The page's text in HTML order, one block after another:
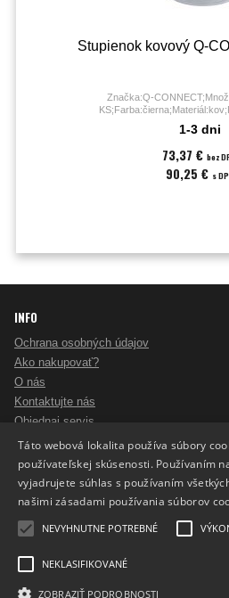
Stupienok kovový Q-
Značka:Q-
1-3 dni
73,37 € bez
90,25 € s
INFO
Ochrana osobných údajov
Ako nakupovať?
O nás
Kontaktujte nás
Objednaj servis
Pošlite mi ponuku
Ako vybrať skartovač?
Nezáväzný dopyt na reklamné predmety
Potlač reklamných predmetov
Cookies
Táto webová lokalita používa súbory
používateľskej skúsenosti. Používaním
vyjadrujete súhlas s používaním
našimi zásadami používania súborov
NEVYHNUTNE POTREBNÉ
NEKLASIFIKOVANÉ
ZOBRAZIŤ PODROBNOSTI